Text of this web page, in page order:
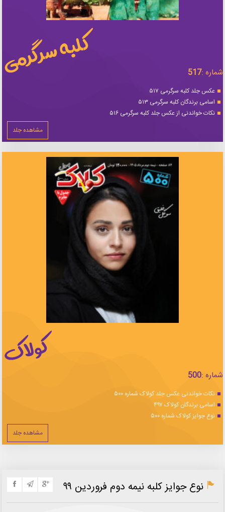
شماره :517
عکس جلد کلبه سرگرمی ۵۱۷
اسامی برندگان کلبه سرگرمی ۵۱۳
نکات خواندنی از عکس جلد کلبه سرگرمی ۵۱۶
مشاهده جلد
شماره :500
نکات خواندنی عکس جلد کولاک شماره ۵۰۰
اسامی برندگان کولاک ۴۹۷
نوع جوایز کولاک شماره ۵۰۰
مشاهده جلد
نوع جوایز کلبه نیمه دوم فروردین ۹۹